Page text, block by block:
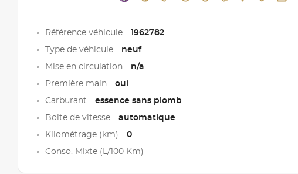
Référence véhicule 1962782
Type de véhicule neuf
Mise en circulation n/a
Première main oui
Carburant essence sans plomb
Boite de vitesse automatique
Kilométrage (km) 0
Conso. Mixte (L/100 Km)